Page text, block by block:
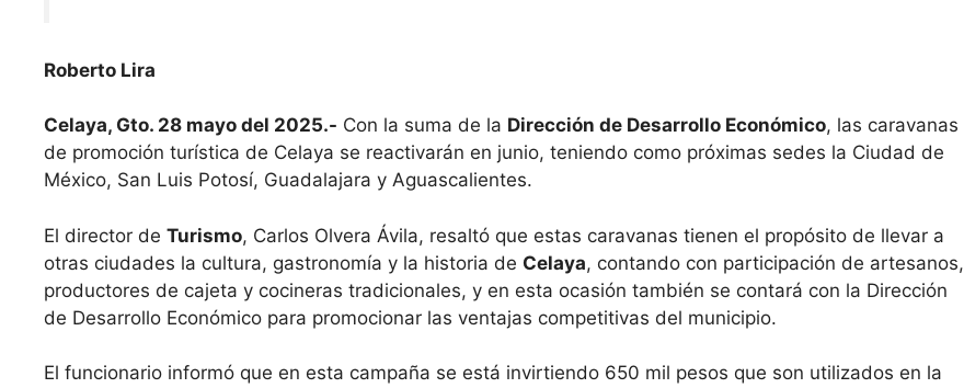
Roberto Lira
Celaya, Gto. 28 mayo del 2025.- Con la suma de la Dirección de Desarrollo Económico, las caravanas
de promoción turística de Celaya se reactivarán en junio, teniendo como próximas sedes la Ciudad de
México, San Luis Potosí, Guadalajara y Aguascalientes.
El director de Turismo, Carlos Olvera Ávila, resaltó que estas caravanas tienen el propósito de llevar a
otras ciudades la cultura, gastronomía y la historia de Celaya, contando con participación de artesanos,
productores de cajeta y cocineras tradicionales, y en esta ocasión también se contará con la Dirección
de Desarrollo Económico para promocionar las ventajas competitivas del municipio.
El funcionario informó que en esta campaña se está invirtiendo 650 mil pesos que son utilizados en la